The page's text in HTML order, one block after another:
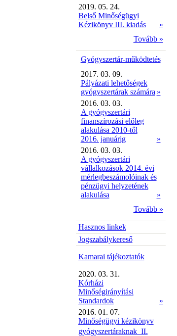
2019. 05. 24.
Belső Minőségügyi
Kézikönyv III. kiadás
»
Tovább »
Gyógyszertár-működtetés
2017. 03. 09.
Pályázati lehetőségek
gyógyszertárak számára »
2016. 03. 03.
A gyógyszertári
finanszírozási előleg
alakulása 2010-től
2016. januárig
»
2016. 03. 03.
A gyógyszertári
vállalkozások 2014. évi
mérlegbeszámolóinak és
pénzügyi helyzetének
alakulása
»
Tovább »
Hasznos linkek
Jogszabálykereső
Kamarai tájékoztatók
2020. 03. 31.
Kórházi
Minőségirányítási
Standardok
»
2016. 01. 07.
Minőségügyi kézikönyv
gyógyszertáraknak  II.